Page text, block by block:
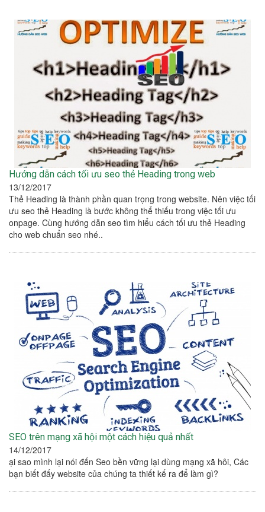
Hướng dẫn cách tối ưu seo thẻ Heading trong web
13/12/2017
Thẻ Heading là thành phần quan trọng trong website. Nên việc tối
ưu seo thẻ Heading là bước không thể thiếu trong việc tối ưu
onpage. Cùng hướng dẫn seo tìm hiểu cách tối ưu thẻ Heading
cho web chuẩn seo nhé..
SEO trên mạng xã hội một cách hiệu quả nhất
14/12/2017
ại sao mình lại nói đến Seo bền vững lại dùng mạng xã hôi, Các
bạn biết đấy website của chúng ta thiết kế ra để làm gì?